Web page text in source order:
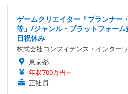
ゲームクリエイター「プランナー
等」/ジャンル・プラットフォー
日祝休み
株式会社コンフィデンス・インター
東京都
年収700万円～
正社員